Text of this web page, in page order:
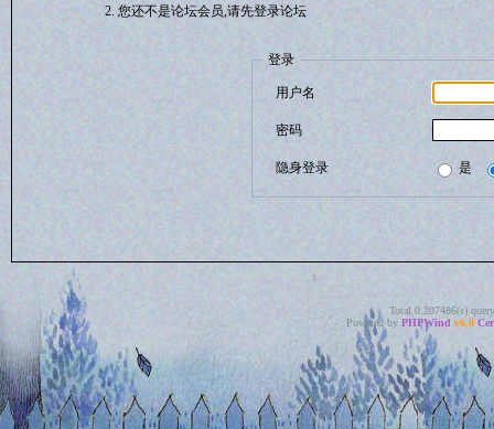
您还不是论坛会员,请先登录论坛
登录
用户名
密码
隐身登录 是
Total 0.207486(s)
Powered by PHPWind v6.0